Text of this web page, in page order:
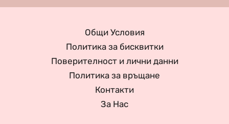
Общи Условия
Политика за бисквитки
Поверителност и лични данни
Политика за връщане
Контакти
За Нас